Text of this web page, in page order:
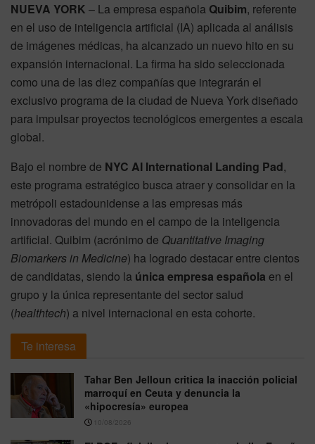
NUEVA YORK – La empresa española Quibim, referente
en el uso de inteligencia artificial (IA) aplicada al análisis
de imágenes médicas, ha alcanzado un nuevo hito en su
expansión internacional. La firma ha sido seleccionada
como una de las diez compañías que integrarán el
exclusivo programa de la ciudad de Nueva York diseñado
para impulsar proyectos tecnológicos emergentes a escala
global.
Bajo el nombre de NYC AI International Landing Pad,
este programa estratégico busca atraer y consolidar en la
metrópoli estadounidense a las empresas más
innovadoras del mundo en el campo de la inteligencia
artificial. Quibim (acrónimo de Quantitative Imaging
Biomarkers in Medicine) ha logrado destacar entre cientos
de candidatas, siendo la única empresa española en el
grupo y la única representante del sector salud
(healthtech) a nivel internacional en esta cohorte.
Te interesa
Tahar Ben Jelloun critica la inacción policial
marroquí en Ceuta y denuncia la
«hipocresía» europea
10/08/2026